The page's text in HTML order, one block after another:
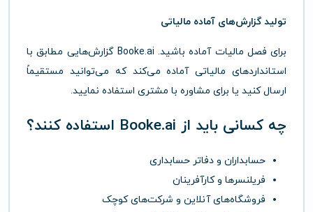
تولید گزارش‌های آماده مالیاتی
برای فصل مالیات آماده باشید. Booke.ai گزارش‌هایی مطابق با
استانداردهای مالیاتی آماده می‌کند که می‌توانید مستقیماً
ارسال کنید یا برای مشاوره با مشتری استفاده نمایید.
چه کسانی باید از Booke.ai استفاده کنند؟
حسابداران و دفاتر حسابداری
فریلنسرها و کارآفرینان
فروشگاه‌های آنلاین و شرکت‌های کوچک